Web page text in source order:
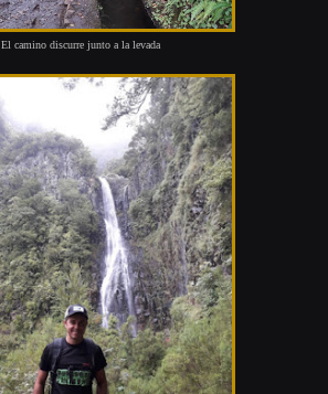
El camino discurre junto a la levada